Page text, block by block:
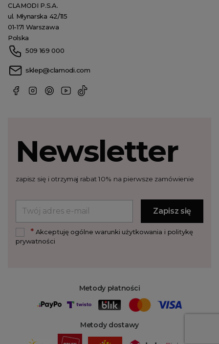
CLAMODI P.S.A.
ul. Młynarska 42/115
01-171 Warszawa
Polska
509 169 000
sklep@clamodi.com
Metody płatności
Metody dostawy
Newsletter
zapisz się i otrzymaj rabat 10% na pierwsze zamówienie
*Akceptuję ogólne warunki użytkowania i politykę
prywatności